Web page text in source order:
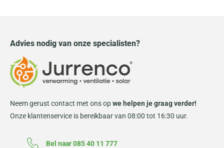
Advies nodig van onze specialisten?
Neem gerust contact met ons opwe helpen je graag verder!
Onze klantenservice is bereikbaar van 08:00 tot 16:30 uur.
Bel naar 085 40 11 777